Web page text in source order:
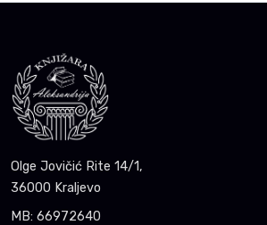
Olge Jovičić Rite 14/1,
36000 Kraljevo
MB: 66972640